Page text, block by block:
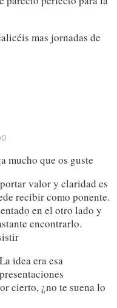
mas jornadas de
mucho que os guste
valor y claridad es
recibir como ponente.
en el otro lado y
encontrarlo.
idea era esa
cierto, ¿no te suena lo